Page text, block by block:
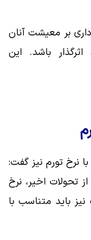
بر معیشت آنان
باشد. این
نرخ تورم نیز گفت:
تحولات اخیر، نرخ
نیز باید متناسب با